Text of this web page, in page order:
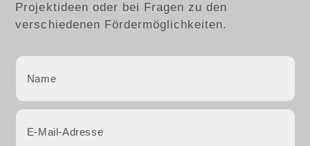
Projektideen oder bei Fragen zu den
verschiedenen Fördermöglichkeiten.